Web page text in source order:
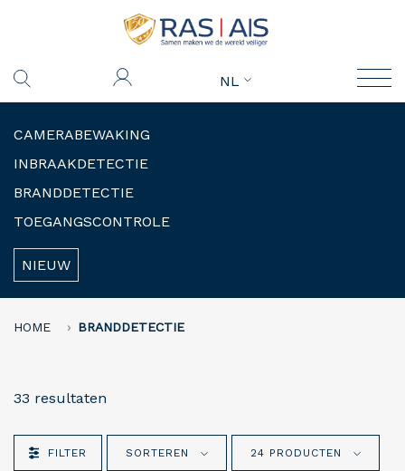
NL
CAMERABEWAKING
INBRAAKDETECTIE
BRANDDETECTIE
TOEGANGSCONTROLE
NIEUW
HOME BRANDDETECTIE
33 resultaten
FILTER SORTEREN 24 PRODUCTEN